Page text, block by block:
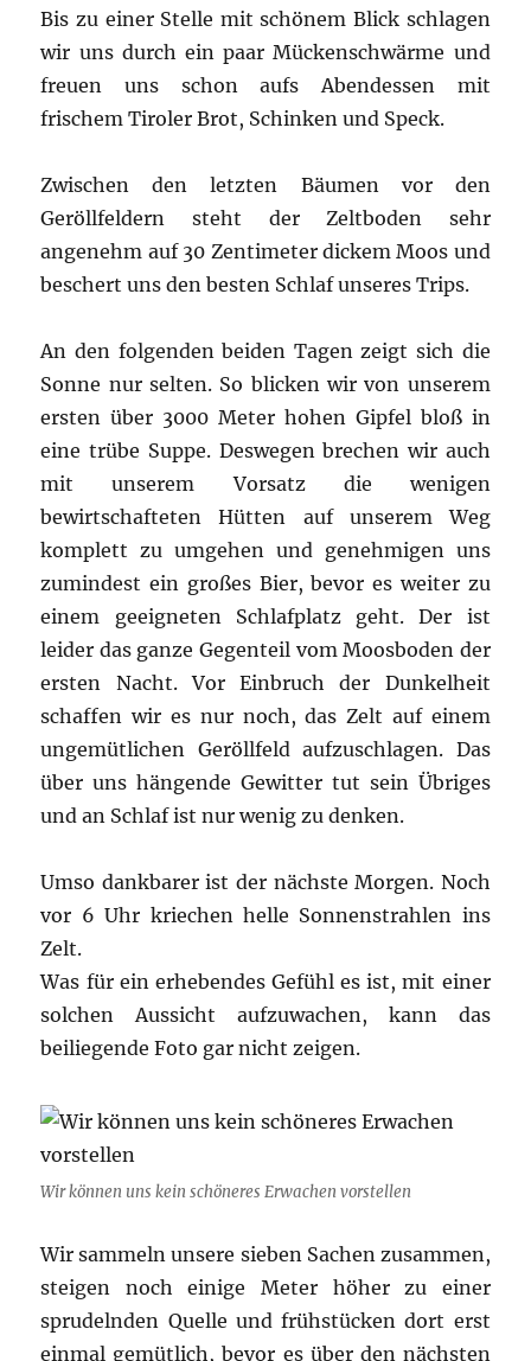
Bis zu einer Stelle mit schönem Blick schlagen
wir uns durch ein paar Mückenschwärme und
freuen uns schon aufs Abendessen mit
frischem Tiroler Brot, Schinken und Speck.
Zwischen den letzten Bäumen vor den
Geröllfeldern steht der Zeltboden sehr
angenehm auf 30 Zentimeter dickem Moos und
beschert uns den besten Schlaf unseres Trips.
An den folgenden beiden Tagen zeigt sich die
Sonne nur selten. So blicken wir von unserem
ersten über 3000 Meter hohen Gipfel bloß in
eine trübe Suppe. Deswegen brechen wir auch
mit unserem Vorsatz die wenigen
bewirtschafteten Hütten auf unserem Weg
komplett zu umgehen und genehmigen uns
zumindest ein großes Bier, bevor es weiter zu
einem geeigneten Schlafplatz geht. Der ist
leider das ganze Gegenteil vom Moosboden der
ersten Nacht. Vor Einbruch der Dunkelheit
schaffen wir es nur noch, das Zelt auf einem
ungemütlichen Geröllfeld aufzuschlagen. Das
über uns hängende Gewitter tut sein Übriges
und an Schlaf ist nur wenig zu denken.
Umso dankbarer ist der nächste Morgen. Noch
vor 6 Uhr kriechen helle Sonnenstrahlen ins
Zelt.
Was für ein erhebendes Gefühl es ist, mit einer
solchen Aussicht aufzuwachen, kann das
beiliegende Foto gar nicht zeigen.
Wir können uns kein schöneres Erwachen vorstellen
Wir sammeln unsere sieben Sachen zusammen,
steigen noch einige Meter höher zu einer
sprudelnden Quelle und frühstücken dort erst
einmal gemütlich, bevor es über den nächsten